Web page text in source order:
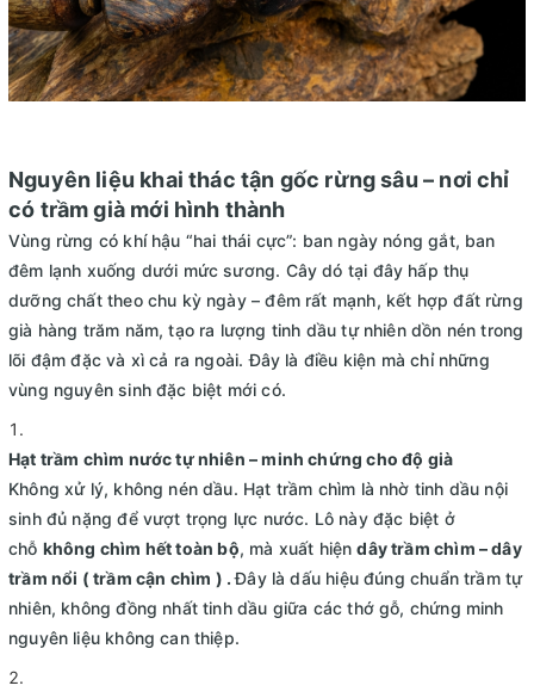
Nguyên liệu khai thác tận gốc rừng sâu – nơi chỉ
có trầm già mới hình thành
Vùng rừng có khí hậu “hai thái cực”: ban ngày nóng gắt, ban
đêm lạnh xuống dưới mức sương. Cây dó tại đây hấp thụ
dưỡng chất theo chu kỳ ngày – đêm rất mạnh, kết hợp đất rừng
già hàng trăm năm, tạo ra lượng tinh dầu tự nhiên dồn nén trong
lõi đậm đặc và xì cả ra ngoài. Đây là điều kiện mà chỉ những
vùng nguyên sinh đặc biệt mới có.
Hạt trầm chìm nước tự nhiên – minh chứng cho độ già
Không xử lý, không nén dầu. Hạt trầm chìm là nhờ tinh dầu nội
sinh đủ nặng để vượt trọng lực nước. Lô này đặc biệt ở
chỗ không chìm hết toàn bộ, mà xuất hiệndây trầm chìm – dây
trầm nổi ( trầm cận chìm ) .Đây là dấu hiệu đúng chuẩn trầm tự
nhiên, không đồng nhất tinh dầu giữa các thớ gỗ, chứng minh
nguyên liệu không can thiệp.